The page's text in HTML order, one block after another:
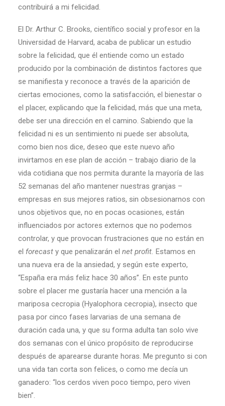
contribuirá a mi felicidad.
El Dr. Arthur C. Brooks, científico social y profesor en la
Universidad de Harvard, acaba de publicar un estudio
sobre la felicidad, que él entiende como un estado
producido por la combinación de distintos factores que
se manifiesta y reconoce a través de la aparición de
ciertas emociones, como la satisfacción, el bienestar o
el placer, explicando que la felicidad, más que una meta,
debe ser una dirección en el camino. Sabiendo que la
felicidad ni es un sentimiento ni puede ser absoluta,
como bien nos dice, deseo que este nuevo año
invirtamos en ese plan de acción – trabajo diario de la
vida cotidiana que nos permita durante la mayoría de las
52 semanas del año mantener nuestras granjas –
empresas en sus mejores ratios, sin obsesionarnos con
unos objetivos que, no en pocas ocasiones, están
influenciados por actores externos que no podemos
controlar, y que provocan frustraciones que no están en
el forecast y que penalizarán el net profit. Estamos en
una nueva era de la ansiedad, y según este experto,
“España era más feliz hace 30 años”. En este punto
sobre el placer me gustaría hacer una mención a la
mariposa cecropia (Hyalophora cecropia), insecto que
pasa por cinco fases larvarias de una semana de
duración cada una, y que su forma adulta tan solo vive
dos semanas con el único propósito de reproducirse
después de aparearse durante horas. Me pregunto si con
una vida tan corta son felices, o como me decía un
ganadero: “los cerdos viven poco tiempo, pero viven
bien”.